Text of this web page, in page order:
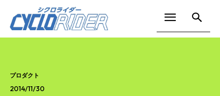
プロダクト
2014/11/30